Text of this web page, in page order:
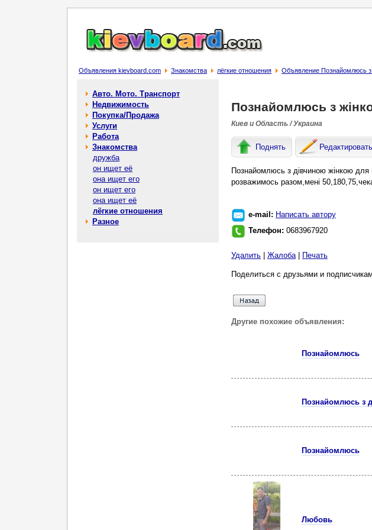
Объявления kievboard.com Знакомства лёгкие отношения Объявление Познайомлюсь з
Авто. Мото. Транспорт
Недвижимость
Покупка/Продажа
Услуги
Работа
Знакомства
дружба
он ищет её
она ищет его
он ищет его
она ищет её
лёгкие отношения
Разное
Познайомлюсь з
Киев и Область / Украина
Поднять Редактировать
Познайомлюсь з дівчиною жінкою для
розважимось разом,мені
e-mail: Написать автору
Телефон: 0683967920
Удалить Жалоба| Печать
Поделиться с друзьями и
Другие похожие объявления:
Познайомлюсь
Познайомлюсь з
Познайомлюсь
Любовь